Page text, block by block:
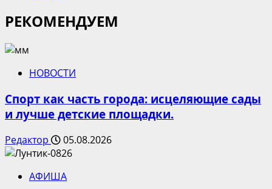
РЕКОМЕНДУЕМ
НОВОСТИ
Спорт как часть города: исцеляющие сады
и лучше детские площадки.
Редактор 05.08.2026
АФИША